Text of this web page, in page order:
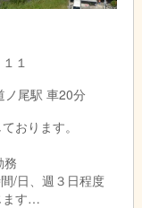
１
ノ尾駅 車20分
おります。
務
/日、週３日程度
す